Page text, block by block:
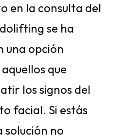
en la consulta del
se ha
una opción
que
los signos del
facial. Si estás
solución no